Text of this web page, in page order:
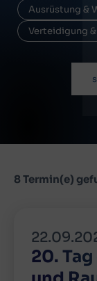
Ausrüstung &
Verteidigung
8 Termin(e)
20.